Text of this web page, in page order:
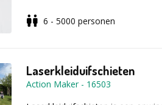
De City Game Prison Escape is
de stad. Door het oplossen van
van geheime aanwijzingen kom
ontsnappen! Denk jij dat het je
6 - 5000 personen
Laserkleiduifschieten
Action Maker- 16503